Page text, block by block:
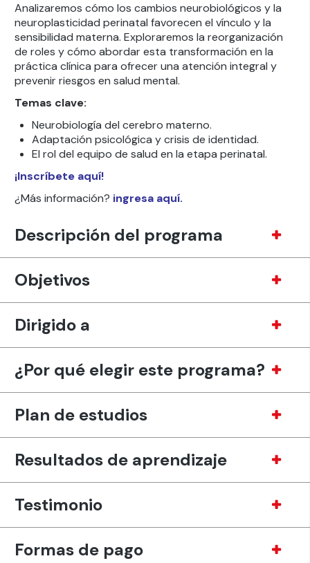
Analizaremos cómo los cambios neurobiológicos y la
neuroplasticidad perinatal favorecen el vínculo y la
sensibilidad materna. Exploraremos la reorganización
de roles y cómo abordar esta transformación en la
práctica clínica para ofrecer una atención integral y
prevenir riesgos en salud mental.
Temas clave:
Neurobiología del cerebro materno.
Adaptación psicológica y crisis de identidad.
El rol del equipo de salud en la etapa perinatal.
¡Inscríbete aquí!
¿Más información? ingresa aquí.
Descripción del programa
Objetivos
Dirigido a
¿Por qué elegir este programa?
Plan de estudios
Resultados de aprendizaje
Testimonio
Formas de pago